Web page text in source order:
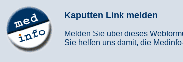
Kaputten Link melden
Melden Sie über dieses
Sie helfen uns damit, die